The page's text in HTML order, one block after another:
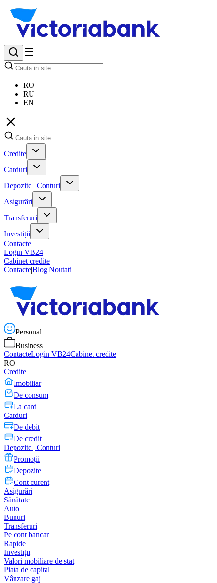
RO
RU
EN
Credite
Carduri
Depozite | Conturi
Asigurări
Transferuri
Investiții
Contacte
Login VB24
Cabinet credite
Contacte|Blog|Noutati
Personal
Business
ContacteLogin VB24Cabinet credite
RO
Credite
Imobiliar
De consum
La card
Carduri
De debit
De credit
Depozite | Conturi
Promoții
Depozite
Cont curent
Asigurări
Sănătate
Auto
Bunuri
Transferuri
Pe cont bancar
Rapide
Investiții
Valori mobiliare de stat
Piața de capital
Vânzare gaj